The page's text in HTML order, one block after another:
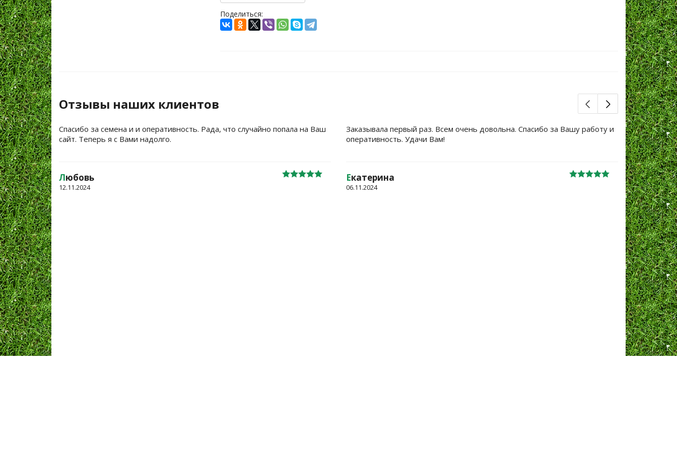
Поделиться:
Отзывы наших клиентов
Спасибо за семена и и оперативность. Рада, что случайно попала на Ваш
сайт. Теперь я с Вами надолго.
Любовь
12.11.2024
Заказывала первый раз. Всем очень довольна. Спасибо за Вашу работу и
оперативность. Удачи Вам!
Екатерина
06.11.2024
Большое
уже не
Жанна
06.10.2024